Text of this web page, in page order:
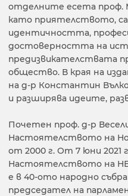
отделните есета проф.
като приятелството,
идентичността,
достоверността на
предизвикателствата
общество. В края на
на д-р Константин
и разширява идеите,
Почетен проф. д-р
Настоятелството на
от 2000 г. От 7 юни 2021
Настоятелството на
е в 40-ото народно
председател на